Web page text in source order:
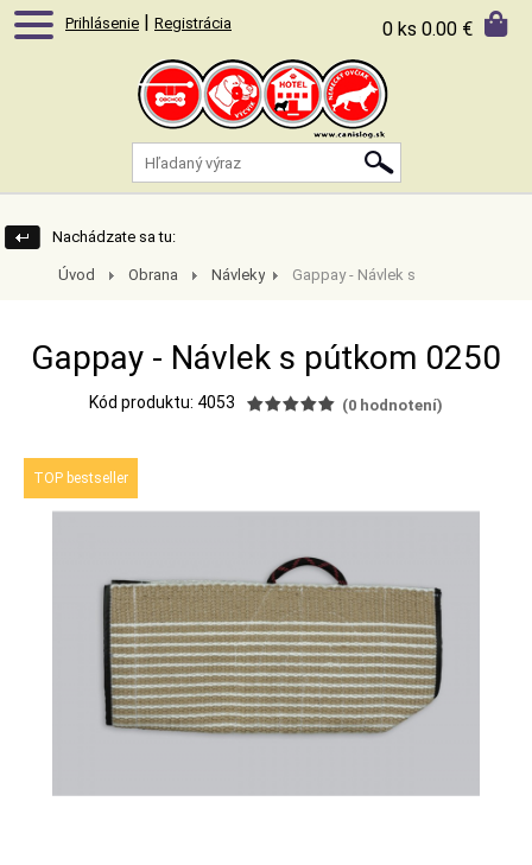
Prihlásenie | Registrácia 0 ks 0.00 €
Nachádzate sa tu:
Úvod Obrana Návleky
Gappay - Návlek s
Gappay - Návlek s pútkom 0250
Kód produktu: 4053 (0 hodnotení)
TOP bestseller